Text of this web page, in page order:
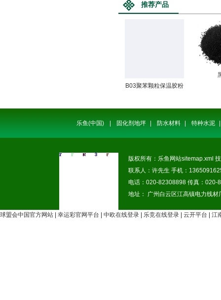
推荐产品
B03聚苯颗粒保温胶粉
乐鱼(中国) 固化剂地坪 防水材料 特种水泥
版权所有：乐鱼网站sitemap.xml
联系人：许先生 手机：
电话：020-82308898 传真：020-
地址： 广州白云区江高镇电力线材
球盟会中国官方网站 幸运彩官网平台 中欧在线登录 乐竞在线登录 云开平台 江